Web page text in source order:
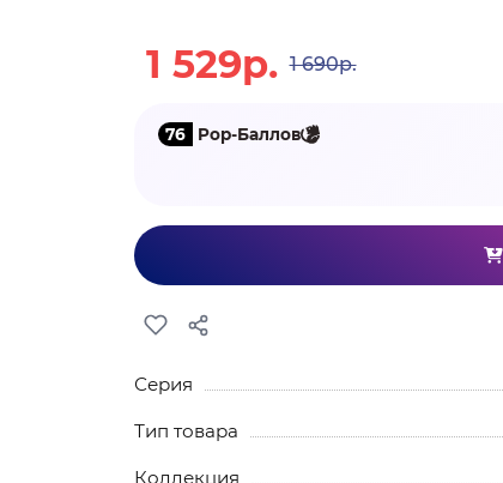
1 529р. 1 690р.
76 Pop-Баллов
Серия
Тип товара
Коллекция